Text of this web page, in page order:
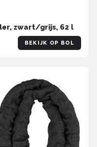
zwart/grijs, 62 l
BEKIJK OP BOL